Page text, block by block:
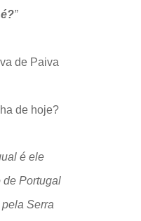
”
de Paiva
de hoje?
é ele
de Portugal
Serra